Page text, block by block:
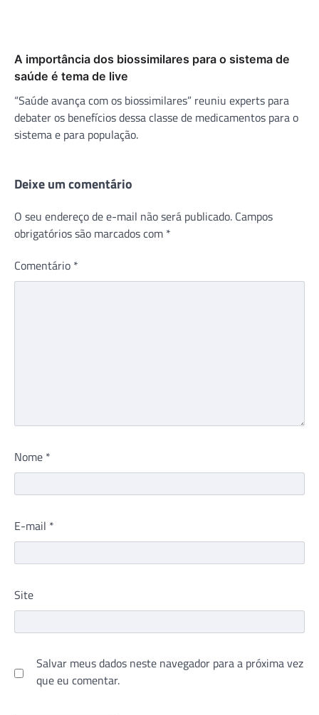
A importância dos biossimilares para o sistema de
saúde é tema de live
“Saúde avança com os biossimilares” reuniu experts para
debater os benefícios dessa classe de medicamentos para o
sistema e para população.
Deixe um comentário
O seu endereço de e-mail não será publicado. Campos
obrigatórios são marcados com *
Comentário *
Nome *
E-mail *
Site
Salvar meus dados neste navegador para a próxima vez
que eu comentar.